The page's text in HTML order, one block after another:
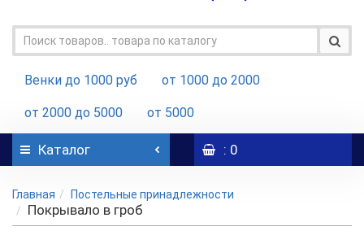
Венки до 1000 руб от 1000 до 2000
от 2000 до 5000 от 5000
Каталог : 0
Главная Постельные принадлежности
Покрывало в гроб